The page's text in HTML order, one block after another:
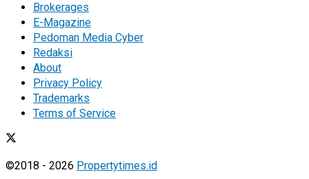
Brokerages
E-Magazine
Pedoman Media Cyber
Redaksi
About
Privacy Policy
Trademarks
Terms of Service
©2018 - 2026 Propertytimes.id